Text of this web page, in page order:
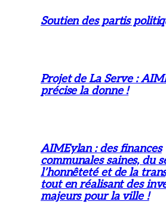
Soutien des partis
Projet de La Serve :
précise la donne !
AIMEylan : des finances
communales saines, du
l’honnêteté et de la
tout en réalisant des
majeurs pour la ville !